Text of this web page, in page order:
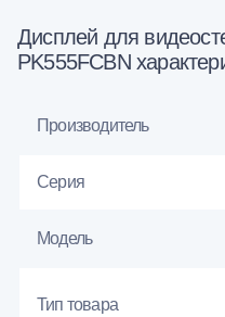
Дисплей для
PK555FCBN
Производитель
Серия
Модель
Тип товара